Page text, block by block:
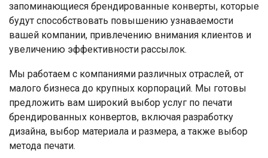
запоминающиеся брендированные конверты, которые
будут способствовать повышению узнаваемости
вашей компании, привлечению внимания клиентов и
увеличению эффективности рассылок.
Мы работаем с компаниями различных отраслей, от
малого бизнеса до крупных корпораций. Мы готовы
предложить вам широкий выбор услуг по печати
брендированных конвертов, включая разработку
дизайна, выбор материала и размера, а также выбор
метода печати.